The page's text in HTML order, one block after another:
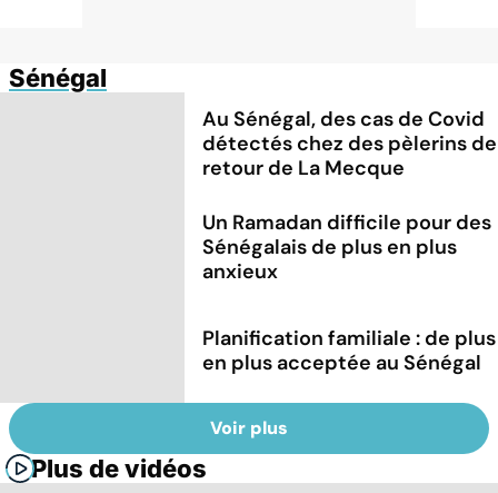
Sénégal
Au Sénégal, des cas de Covid
détectés chez des pèlerins de
retour de La Mecque
Un Ramadan difficile pour des
Sénégalais de plus en plus
anxieux
Planification familiale : de plus
en plus acceptée au Sénégal
Voir plus
Plus de vidéos